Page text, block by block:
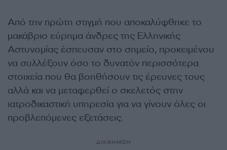
Από την πρώτη στιγμή που αποκαλύφθηκε το
μακάβριο εύρημα άνδρες της Ελληνικής
Αστυνομίας έσπευσαν στο σημείο, προκειμένου
να συλλέξουν όσο το δυνατόν περισσότερα
στοιχεία που θα βοηθήσουν τις έρευνες τους
αλλά και να μεταφερθεί ο σκελετός στην
ιατροδικαστική υπηρεσία για να γίνουν όλες οι
προβλεπόμενες εξετάσεις.
ΔΙΑΦΗΜΙΣΗ